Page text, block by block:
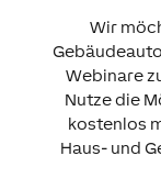
Wir
Webinare
Nutze die
kostenlos
Haus- und